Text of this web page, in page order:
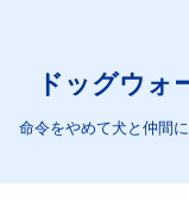
ドッグウォ
命令をやめて犬と仲間